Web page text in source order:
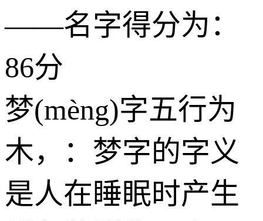
——名字得分为：
86分
梦(mèng)字五行为
木，：梦字的字义
是人在睡眠时产生